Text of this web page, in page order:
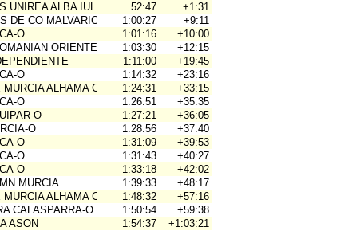
UNIREA ALBA IULIA 52:47
+1:31
DE CO MALVARICHE-O1:00:27
+9:11
O 1:01:16
+10:00
ORIENTEERING FEDERATI
1:03:30
+12:15
1:11:00
+19:45
O 1:14:32
+23:16
ALHAMA COYM 1:24:31
+33:15
O 1:26:51
+35:35
O 1:27:21
+36:05
O 1:28:56
+37:40
O 1:31:09
+39:53
O 1:31:43
+40:27
O 1:33:18
+42:02
MURCIA 1:39:33
+48:17
ALHAMA COYM 1:48:32
+57:16
CALASPARRA-O 1:50:54
+59:38
ASON 1:54:37 +1:03:21